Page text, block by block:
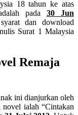
18 tahun ke atas
pada 30 Jun
dan download
Surat 1 Malaysia
Remaja
ini dianjurkan oleh
novel ialah “Cintakan